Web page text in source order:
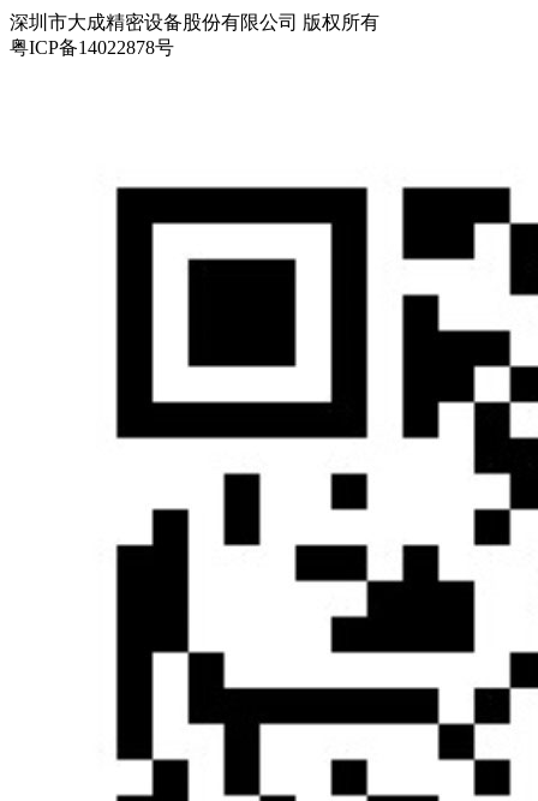
深圳市大成精密设备股份有限公司 版权所有
粤ICP备14022878号